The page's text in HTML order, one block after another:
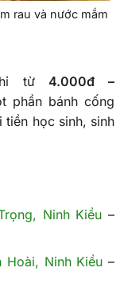
rau và nước mắm
từ 4.000đ –
phần bánh cống
tiền học sinh, sinh
Ninh Kiều –
Hoài, Ninh Kiều –